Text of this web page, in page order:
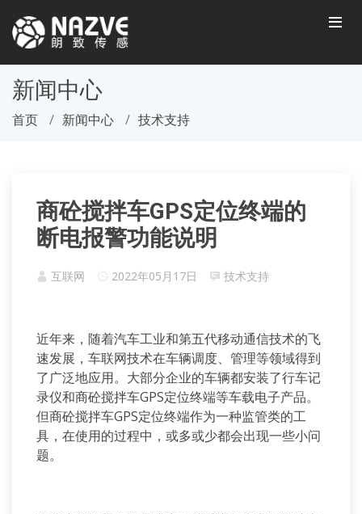
新闻中心
首页 新闻中心 技术支持
商砼搅拌车GPS定位终端的
断电报警功能说明
互联网 2022年05月17日 技术支持
近年来，随着汽车工业和第五代移动通信技术的飞
速发展，车联网技术在车辆调度、管理等领域得到
了广泛地应用。大部分企业的车辆都安装了行车记
录仪和商砼搅拌车GPS定位终端等车载电子产品。
但商砼搅拌车GPS定位终端作为一种监管类的工
具，在使用的过程中，或多或少都会出现一些小问
题。